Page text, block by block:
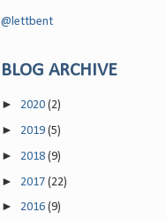
@lettbent
BLOG ARCHIVE
► 2020 (2)
► 2019 (5)
► 2018 (9)
► 2017 (22)
► 2016 (9)